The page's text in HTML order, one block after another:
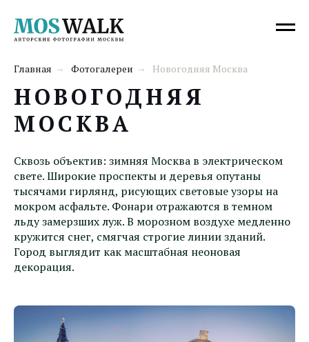
Главная → Фотогалереи → Новогодняя Москва
НОВОГОДНЯЯ
МОСКВА
Сквозь объектив: зимняя Москва в электрическом
свете. Широкие проспекты и деревья опутаны
тысячами гирлянд, рисующих световые узоры на
мокром асфальте. Фонари отражаются в темном
льду замерзших луж. В морозном воздухе медленно
кружится снег, смягчая строгие линии зданий.
Город выглядит как масштабная неоновая
декорация.